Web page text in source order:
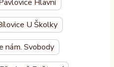
Hlavní
U Školky
nám. Svobody